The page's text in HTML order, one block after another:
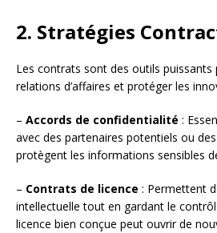
2. Stratégies
Les contrats sont des outils puissants
relations d’affaires et protéger les
– Accords de confidentialité :
avec des partenaires potentiels ou
protègent les informations sensibles
– Contrats de licence : Permettent
intellectuelle tout en gardant le
licence bien conçue peut ouvrir de